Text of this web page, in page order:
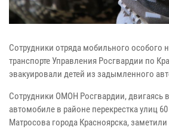
Сотрудники отряда мобильного особого
транспорте Управления Росгвардии по
эвакуировали детей из задымленного
Сотрудники ОМОН Росгвардии, двигаясь
автомобиле в районе перекрестка улиц
Матросова города Красноярска,